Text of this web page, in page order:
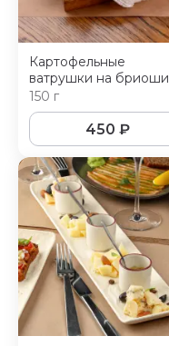
Картофельные
ватрушки на бриоши
150 г
450 ₽